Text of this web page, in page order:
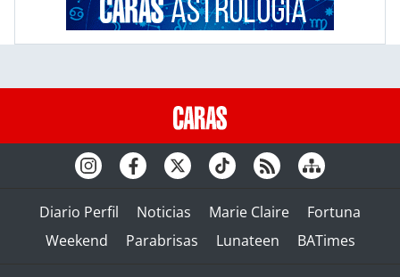
Diario Perfil Noticias Marie Claire
Fortuna
Weekend
Parabrisas Lunateen BATimes